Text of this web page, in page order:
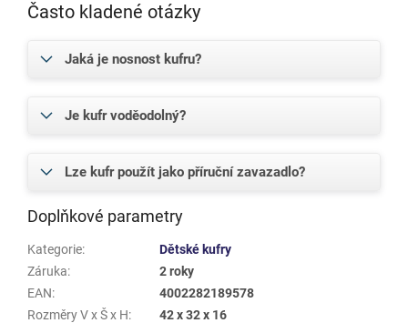
Často kladené otázky
Jaká je nosnost kufru?
Je kufr voděodolný?
Lze kufr použít jako příruční zavazadlo?
Doplňkové parametry
Kategorie:
Dětské kufry
Záruka:
2 roky
EAN:
4002282189578
Rozměry V x Š x H:
42 x 32 x 16